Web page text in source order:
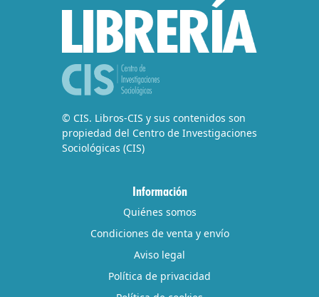
© CIS. Libros-CIS y sus contenidos son
propiedad del Centro de Investigaciones
Sociológicas (CIS)
Información
Quiénes somos
Condiciones de venta y envío
Aviso legal
Política de privacidad